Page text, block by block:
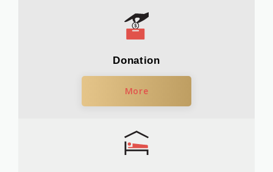
Donation
More